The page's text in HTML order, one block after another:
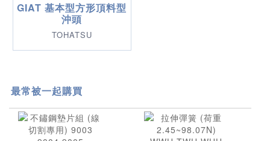
GIAT 基本型方形頂料型
沖頭
TOHATSU
最常被一起購買